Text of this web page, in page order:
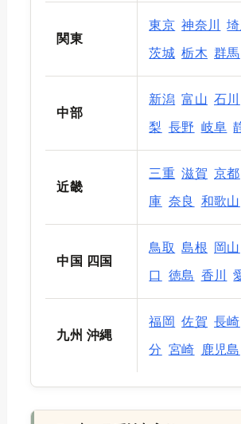
関東
東京 神奈川
茨城 栃木 群馬
中部
新潟 富山 石川
梨 長野 岐阜
近畿
三重 滋賀 京都
庫 奈良 和歌山
中国 四国
鳥取 島根 岡山
口 徳島 香川
九州 沖縄
福岡 佐賀 長崎
分 宮崎 鹿児島